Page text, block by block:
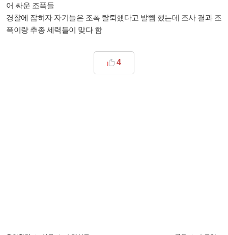
어 싸운 조폭들
경찰에 잡히자 자기들은 조폭 탈퇴했다고 발뺌 했는데 조사 결과 조
폭이랑 추종 세력들이 맞다 함
4